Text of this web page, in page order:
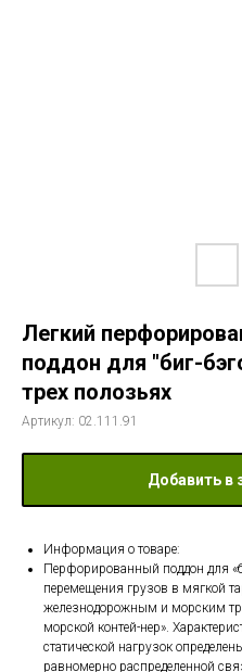
Легкий
поддон для "биг-
трех полозьях
Артикул: 02.111.91
Добавить в
Информация о товаре:
Перфорированный поддон для
перемещения грузов в мягкой
железнодорожным и морским
морской контей-нер».
статической нагрузок
равномерно распределенной